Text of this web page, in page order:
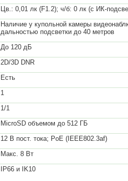
Цв.: 0,01 лк (F1.2); ч/б: 0 лк (с ИК-
Наличие у купольной камеры
дальностью подсветки до 40 метров
До 120 дБ
2D/3D DNR
Есть
1
1/1
MicroSD объемом до 512 ГБ
12 В пост. тока; PoE (IEEE802.3af)
Макс. 8 Вт
IP66 и IK10